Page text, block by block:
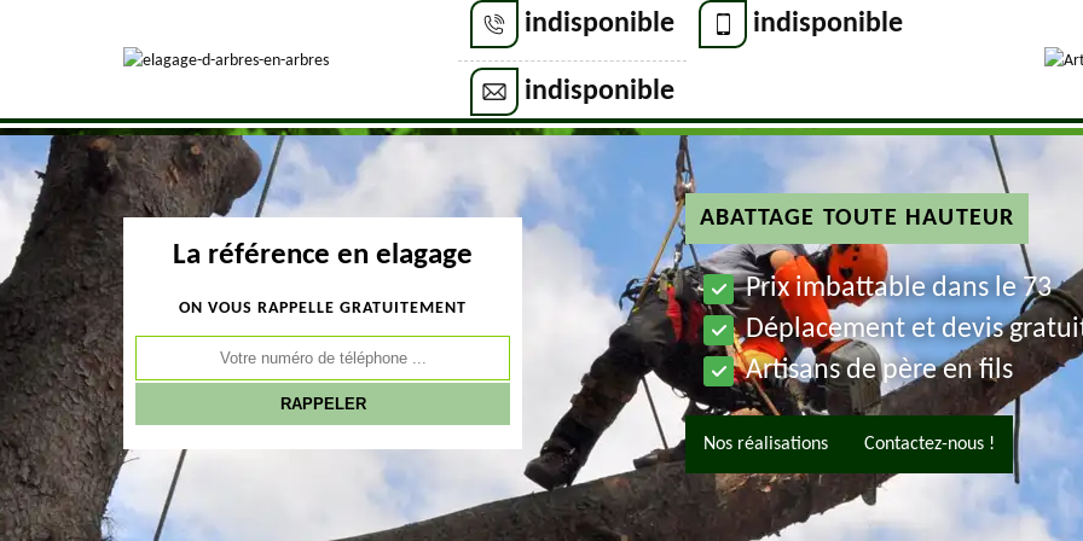
indisponible indisponible
indisponible
La référence en elagage
ON VOUS RAPPELLE GRATUITEMENT
ABATTAGE TOUTE HAUTEUR
Prix imbattable dans le 73
Déplacement et devis
Artisans de père en fils
Nos réalisations Contactez-nous !